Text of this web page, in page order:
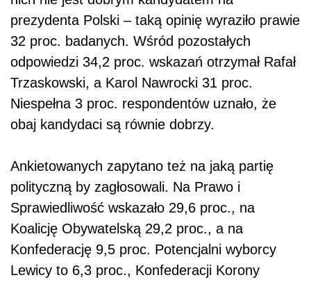
prezydenta Polski – taką opinię wyraziło prawie
32 proc. badanych. Wśród pozostałych
odpowiedzi 34,2 proc. wskazań otrzymał Rafał
Trzaskowski, a Karol Nawrocki 31 proc.
Niespełna 3 proc. respondentów uznało, że
obaj kandydaci są równie dobrzy.
Ankietowanych zapytano też na jaką partię
polityczną by zagłosowali. Na Prawo i
Sprawiedliwość wskazało 29,6 proc., na
Koalicję Obywatelską 29,2 proc., a na
Konfederację 9,5 proc. Potencjalni wyborcy
Lewicy to 6,3 proc., Konfederacji Korony